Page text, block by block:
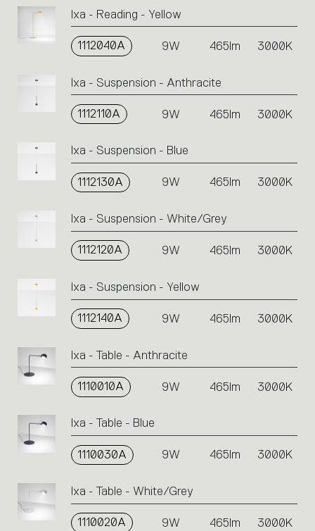
Ixa - Reading - Yellow
1112040A 9W 465lm 3000K
Ixa - Suspension - Anthracite
1112110A 9W 465lm 3000K
Ixa - Suspension - Blue
1112130A 9W 465lm 3000K
Ixa - Suspension - White/Grey
1112120A 9W 465lm 3000K
Ixa - Suspension - Yellow
1112140A 9W 465lm 3000K
Ixa - Table - Anthracite
1110010A 9W 465lm 3000K
Ixa - Table - Blue
1110030A 9W 465lm 3000K
Ixa - Table - White/Grey
1110020A 9W 465lm 3000K